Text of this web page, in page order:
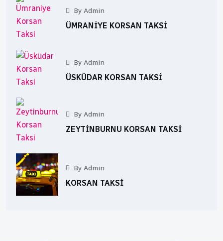
By Admin
ÜMRANIYE KORSAN TAKSI
By Admin
ÜSKÜDAR KORSAN TAKSI
By Admin
ZEYTINBURNU KORSAN TAKSI
By Admin
KORSAN TAKSI